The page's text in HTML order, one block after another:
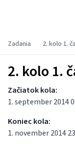
Zadania 2. kolo 1.
2. kolo 1.
Začiatok kola:
1. september 2014
Koniec kola:
1. november 2014